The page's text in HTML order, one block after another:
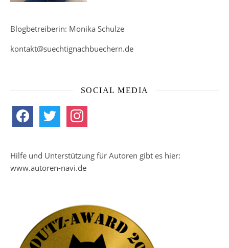
Blogbetreiberin: Monika Schulze
kontakt@suechtignachbuechern.de
SOCIAL MEDIA
facebook twitter instagram
Hilfe und Unterstützung für Autoren gibt es hier:
www.autoren-navi.de